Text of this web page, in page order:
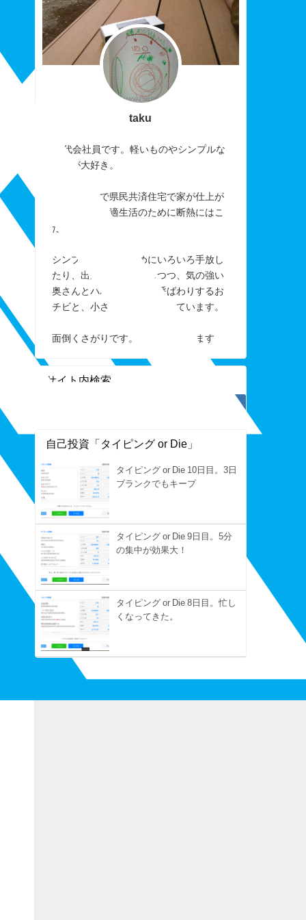
taku
40代会社員です。軽いものやシンプルな
ものが大好き。
おかげさまで県民共済住宅で家が仕上が
りました。快適生活のために断熱にはこ
だわりました。
シンプルに暮らすためにいろいろ手放し
たり、出来なかったりしつつ、気の強い
奥さんとパパを「アレ」呼ばわりするお
チビと、小さく楽しく暮らしています。
面倒くさがりです。すぐ手を抜きます
サイト内検索
自己投資「タイピング or Die」
タイピング or Die 10日目。3日
ブランクでもキープ
タイピング or Die 9日目。5分
の集中が効果大！
タイピング or Die 8日目。忙し
くなってきた。